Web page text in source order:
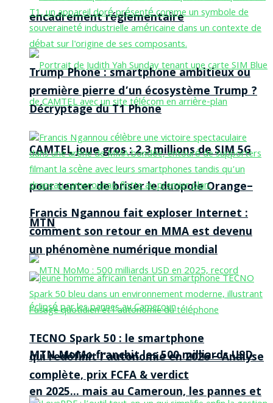
encadrement réglementaire
CAMTEL joue gros : 2,3 millions de SIM 5G
pour tenter de briser le duopole Orange–
MTN
MTN MoMo franchit les 500 milliards USD
en 2025… mais au Cameroun, les pannes et
Trump Phone : smartphone ambitieux ou
première pierre d’un écosystème Trump ?
Décryptage du T1 Phone
Francis Ngannou fait exploser Internet :
comment son retour en MMA est devenu
un phénomène numérique mondial
TECNO Spark 50 : le smartphone
qui redéfinit l’autonomie en 2026 – Analyse
complète, prix FCFA & verdict